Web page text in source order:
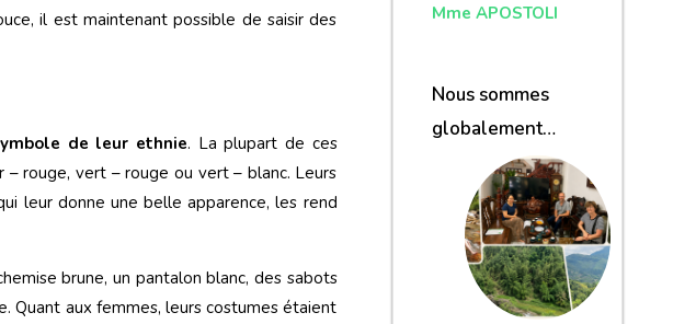
il est maintenant possible de saisir des
de leur ethnie. La plupart de ces
rouge, vert – rouge ou vert – blanc. Leurs
leur donne une belle apparence, les rend
brune, un pantalon blanc, des sabots
Quant aux femmes, leurs costumes étaient
Mme APOSTOLI
Nous sommes
globalement
satisfaits du
voyage